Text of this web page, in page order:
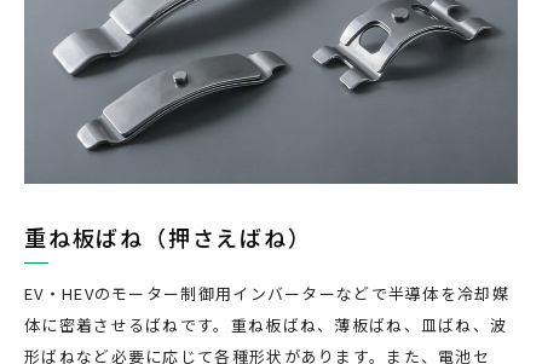
重ね板ばね（押さえばね）
EV・HEVのモーター制御用インバーターなどで半導体を冷却媒
体に密着させるばねです。重ね板ばね、薄板ばね、皿ばね、波
形ばねなど必要に応じて各種形状があります。また、電池セ